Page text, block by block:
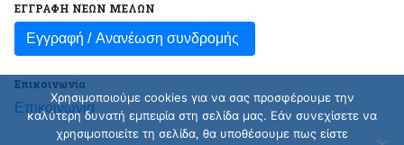
ΕΓΓΡΑΦΗ ΝΕΩΝ ΜΕΛΩΝ
Εγγραφή / Ανανέωση συνδρομής
Επικοινωνία
Επικοινωνία
Χρησιμοποιούμε cookies για να σας προσφέρουμε την
καλύτερη δυνατή εμπειρία στη σελίδα μας. Εάν συνεχίσετε να
χρησιμοποιείτε τη σελίδα, θα υποθέσουμε πως είστε